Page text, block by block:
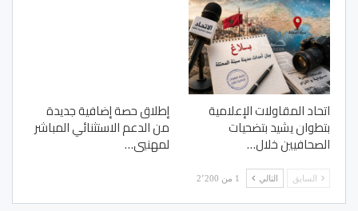
اتحاد المقاولات الإعلامية
بتطوان يشيد بتضحيات
الصحافيين خلال…
إطلاق حصة إضافية جديدة
من الدعم الاستثنائي المباشر
لمهنيي…
السابق التالي 1 من 2٬200